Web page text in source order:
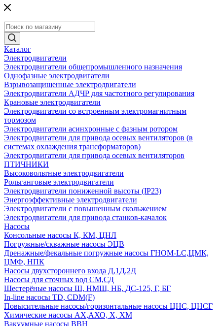
Каталог
Электродвигатели
Электродвигатели общепромышленного назначения
Однофазные электродвигатели
Взрывозащищенные электродвигатели
Электродвигатели АДЧР для частотного регулирования
Крановые электродвигатели
Электродвигатели со встроенным электромагнитным
тормозом
Электродвигатели асинхронные с фазным ротором
Электродвигатели для привода осевых вентиляторов (в
системах охлаждения трансформаторов)
Электродвигатели для привода осевых вентиляторов
ПТИЧНИКИ
Высоковольтные электродвигатели
Рольганговые электродвигатели
Электродвигатели пониженной высоты (IP23)
Энергоэффективные электродвигатели
Электродвигатели с повышенным скольжением
Электродвигатели для привода станков-качалок
Насосы
Консольные насосы К, КМ, ЦНЛ
Погружные/скважные насосы ЭЦВ
Дренажные/фекальные погружные насосы ГНОМ-LC,ЦМК,
ЦМФ, НПК
Насосы двухстороннего входа Д,1Д,2Д
Насосы для сточных вод СМ,СД
Шестерёные насосы Ш, НМШ, НБ, ДС-125, Г, БГ
In-line насосы TD, CDM(F)
Повысительные насосы/горизонтальные насосы ЦНС, ЦНСГ
Химические насосы АХ,АХО, Х, ХМ
Вакуумные насосы ВВН